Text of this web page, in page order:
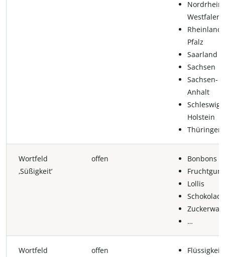
Nordrhein-
Westfalen
Rheinland-
Pfalz
Saarland
Sachsen
Sachsen-
Anhalt
Schleswig-
Holstein
Thüringen
Wortfeld
‚Süßigkeit‘
offen
Bonbons
Lollis
Schokolade
…
Wortfeld
offen
Flüssigkeit